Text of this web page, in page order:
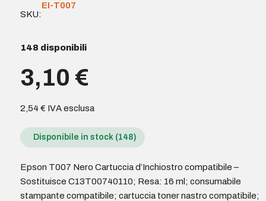
SKU:
EI-T007
148 disponibili
3,10 €
2,54 € IVA esclusa
Disponibile in stock (148)
Epson T007 Nero Cartuccia d’Inchiostro compatibile –
Sostituisce C13T00740110; Resa: 16 ml; consumabile
stampante compatibile; cartuccia toner nastro compatibile;